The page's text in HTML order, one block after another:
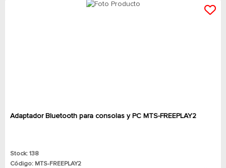
Adaptador Bluetooth para consolas y PC MTS-FREEPLAY2
Stock: 138
Código: MTS-FREEPLAY2